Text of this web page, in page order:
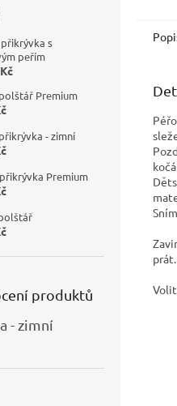
s
peřím
Premium
- zimní
Premium
produktů
- zimní
5 z 5 hvězdiček.